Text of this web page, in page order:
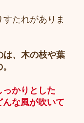
たれがありま
は、木の枝や葉
っかりとした
んな風が吹いて